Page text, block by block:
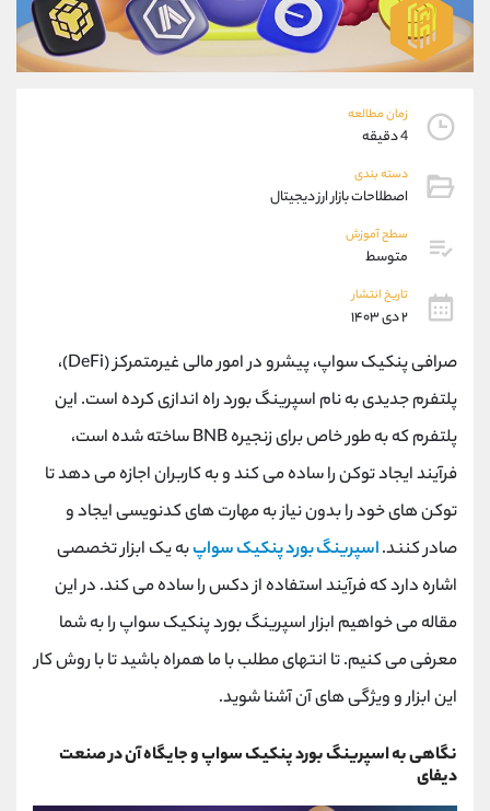
زمان مطالعه
4 دقیقه
دسته بندی
اصطلاحات بازار ارز دیجیتال
سطح آموزش
متوسط
تاریخ انتشار
۲ دی ۱۴۰۳
صرافی پنکیک سواپ، پیشرو در امور مالی غیرمتمرکز (DeFi)،
پلتفرم جدیدی به نام اسپرینگ بورد راه اندازی کرده است. این
پلتفرم که به طور خاص برای زنجیره BNB ساخته شده است،
فرآیند ایجاد توکن را ساده می کند و به کاربران اجازه می دهد تا
توکن های خود را بدون نیاز به مهارت های کدنویسی ایجاد و
صادر کنند.اسپرینگ بورد پنکیک سواپبه یک ابزار تخصصی
اشاره دارد که فرآیند استفاده از دکس را ساده می کند. در این
مقاله می خواهیم ابزار اسپرینگ بورد پنکیک سواپ را به شما
معرفی می کنیم. تا انتهای مطلب با ما همراه باشید تا با روش کار
این ابزار و ویژگی های آن آشنا شوید.
نگاهی به اسپرینگ بورد پنکیک سواپ و جایگاه آن در صنعت
دیفای
09101364784
واتساپ شروع گفتگو
تلگرام @Armteam_admin_104
پشتیبان فروش
موبایل
اطلاعات تماس
تلفن 021-22021030
021-22021040
بدون پیش شماره
اینستاگرام @alireza.mehrabii
کانال تلگرام @alirezamehrabi_com
@alirezamehrabi_official